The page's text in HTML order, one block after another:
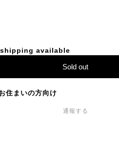
available
Sold out
住まいの方向け
通報する